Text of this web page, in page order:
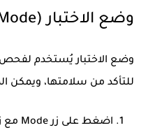
وضع الاختبار (Test Mode)
وضع الاختبار يُستخدم لفحص
للتأكد من سلامتها، ويمكن
اضغط على زرMode مع